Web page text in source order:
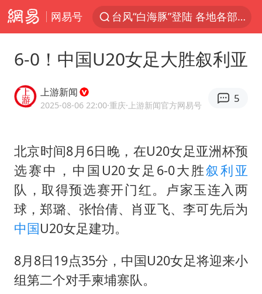
网易号
台风“白海豚”登陆 各地各部门全力应对
上海鼓励居家办公
费大厨口号更改 不再宣传小炒肉大王
成都多趟列车临时停运
河南启动防汛四级应急响应
多地银行上调存款利率
朱一龙的鼻子怎么了
演员秦焰去世 曾出演《狂飙》
6-0！中国U20女足大胜叙利亚
上游新闻
2025-08-06 22:00·重庆·上游新闻官方网易号
5
北京时间8月6日晚，在U20女足亚洲杯预
选赛中，中国U20女足6-0大胜叙利亚
队，取得预选赛开门红。卢家玉连入两
球，郑璐、张怡倩、肖亚飞、李可先后为
中国U20女足建功。
8月8日19点35分，中国U20女足将迎来小
组第二个对手柬埔寨队。